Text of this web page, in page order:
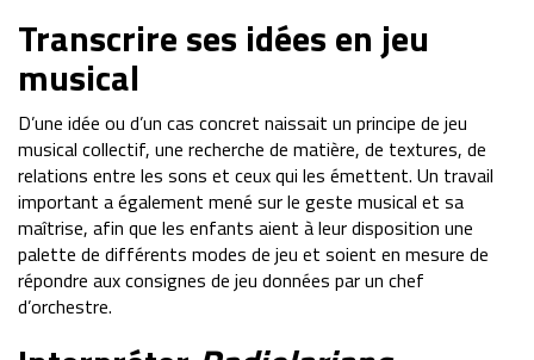
Transcrire ses idées en jeu
musical
D’une idée ou d’un cas concret naissait un principe de jeu
musical collectif, une recherche de matière, de textures, de
relations entre les sons et ceux qui les émettent. Un travail
important a également mené sur le geste musical et sa
maîtrise, afin que les enfants aient à leur disposition une
palette de différents modes de jeu et soient en mesure de
répondre aux consignes de jeu données par un chef
d’orchestre.